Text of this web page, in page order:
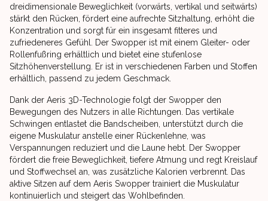
dreidimensionale Beweglichkeit (vorwärts, vertikal und seitwärts)
stärkt den Rücken, fördert eine aufrechte Sitzhaltung, erhöht die
Konzentration und sorgt für ein insgesamt fitteres und
zufriedeneres Gefühl. Der Swopper ist mit einem Gleiter- oder
Rollenfußring erhältlich und bietet eine stufenlose
Sitzhöhenverstellung. Er ist in verschiedenen Farben und Stoffen
erhältlich, passend zu jedem Geschmack.
Dank der Aeris 3D-Technologie folgt der Swopper den
Bewegungen des Nutzers in alle Richtungen. Das vertikale
Schwingen entlastet die Bandscheiben, unterstützt durch die
eigene Muskulatur anstelle einer Rückenlehne, was
Verspannungen reduziert und die Laune hebt. Der Swopper
fördert die freie Beweglichkeit, tiefere Atmung und regt Kreislauf
und Stoffwechsel an, was zusätzliche Kalorien verbrennt. Das
aktive Sitzen auf dem Aeris Swopper trainiert die Muskulatur
kontinuierlich und steigert das Wohlbefinden.